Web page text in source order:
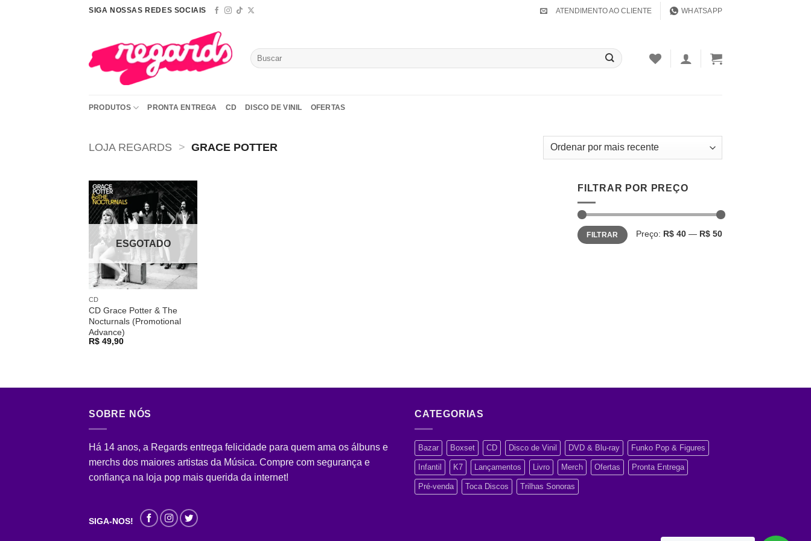
SIGA NOSSAS REDES SOCIAIS ATENDIMENTO AO CLIENTE WHATSAPP
Pesquisar
por:
PRODUTOS PRONTA ENTREGA CD DISCO DE VINIL OFERTAS
LOJA REGARDS > GRACE POTTER
Adicionar
a lista de
desejos
ESGOTADO
CD
CD Grace Potter & The
Nocturnals (Promotional
Advance)
R$49,90
FILTRAR POR PREÇO
Preço
mínimo
Preço
máximo
FILTRAR Preço: R$ 40 — R$ 50
SOBRE NÓS
Há 14 anos, a Regards entrega felicidade para quem ama os álbuns e
merchs dos maiores artistas da Música. Compre com segurança e
confiança na loja pop mais querida da internet!
SIGA-NOS!
CATEGORIAS
Bazar Boxset CD Disco de Vinil DVD & Blu-ray Funko Pop & Figures
Infantil K7 Lançamentos Livro Merch Ofertas Pronta Entrega
Pré-venda Toca Discos Trilhas Sonoras